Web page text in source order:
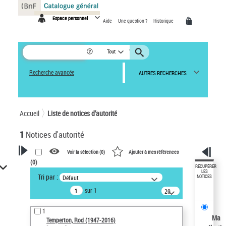
Espace personnel Aide Une question ? Historique
Tout
Recherche avancée AUTRES RECHERCHES
Accueil Liste de notices d’autorité
1 Notices d'autorité
VOTRE RECHERCHE
Recherche avancée dans les
notices d’autorité
Œuvres liées à l'auteur :
Temperton, Rod (1947-2016)
Voir la sélection (0) Ajouter à mes références
(0)
Tri par : Défaut
sur 1
20
résultats/page
1
Temperton, Rod (1947-2016)
RÉCUPÉRER
LES
NOTICES
Ma
Panneau de gestion des cookies